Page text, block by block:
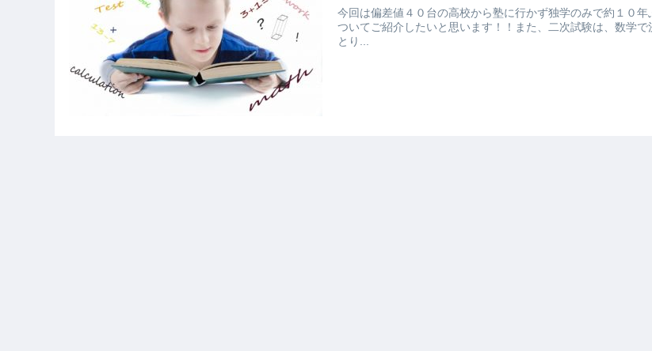
今回は偏差値４０台の高校から塾に行かず独学のみで約１０
ついてご紹介したいと思います！！また、二次試験は、数学
とり...